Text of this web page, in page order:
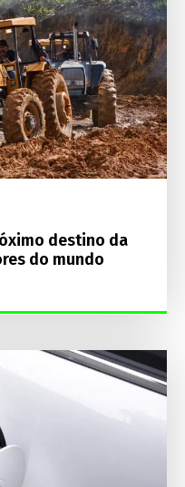
destino da
do mundo